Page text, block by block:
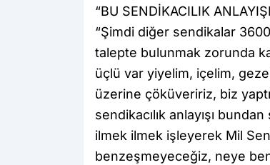
“BU SENDİKACILIK
“Şimdi diğer sendikalar
talepte bulunmak zorunda
üçlü var yiyelim, içelim,
üzerine çöküveririz, biz
sendikacılık anlayışı
ilmek ilmek işleyerek Mil
benzeşmeyeceğiz, neye